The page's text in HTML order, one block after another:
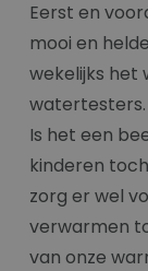
Eerst en
mooi en
wekelijks het
watertesters.
Is het een
kinderen
zorg er wel
verwarmen
van onze